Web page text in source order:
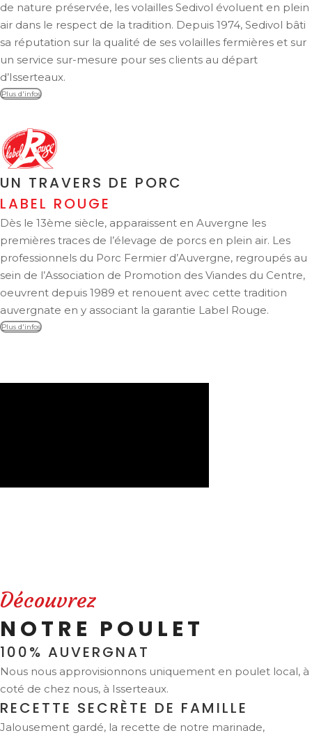
de nature préservée, les volailles Sedivol évoluent en plein
air dans le respect de la tradition. Depuis 1974, Sedivol bâti
sa réputation sur la qualité de ses volailles fermières et sur
un service sur-mesure pour ses clients au départ
d’Isserteaux.
Plus d'infos
UN TRAVERS DE PORC
LABEL ROUGE
Dès le 13ème siècle, apparaissent en Auvergne les
premières traces de l’élevage de porcs en plein air. Les
professionnels du Porc Fermier d’Auvergne, regroupés au
sein de l’Association de Promotion des Viandes du Centre,
oeuvrent depuis 1989 et renouent avec cette tradition
auvergnate en y associant la garantie Label Rouge.
Plus d'infos
Découvrez
NOTRE POULET
100% AUVERGNAT
Nous nous approvisionnons uniquement en poulet local, à
coté de chez nous, à Isserteaux.
RECETTE SECRÈTE DE FAMILLE
Jalousement gardé, la recette de notre marinade,